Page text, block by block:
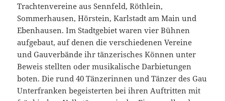
Trachtenvereine aus Sennfeld, Röthlein,
Sommerhausen, Hörstein, Karlstadt am Main und
Ebenhausen. Im Stadtgebiet waren vier Bühnen
aufgebaut, auf denen die verschiedenen Vereine
und Gauverbände ihr tänzerisches Können unter
Beweis stellten oder musikalische Darbietungen
boten. Die rund 40 Tänzerinnen und Tänzer des Gau
Unterfranken begeisterten bei ihren Auftritten mit